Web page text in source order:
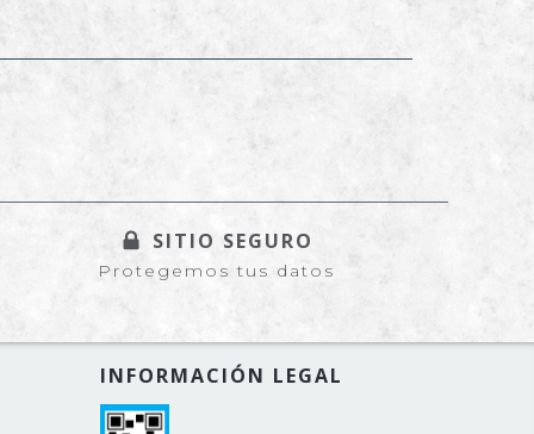
SITIO SEGURO
Protegemos tus datos
INFORMACIÓN LEGAL